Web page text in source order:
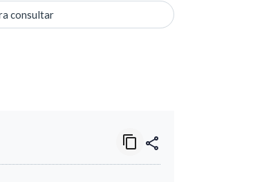
consultar